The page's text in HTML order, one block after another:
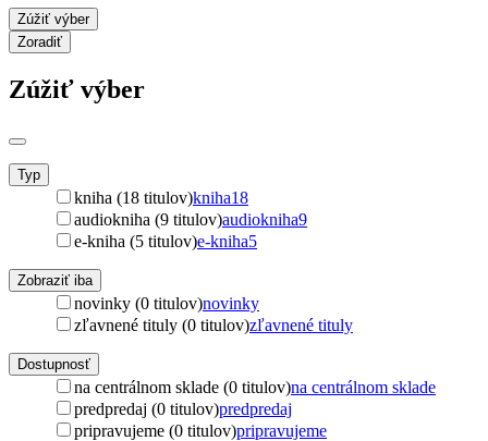
Zúžiť výber
Zoradiť
Zúžiť výber
Typ
kniha (18 titulov)kniha18
audiokniha (9 titulov)audiokniha9
e-kniha (5 titulov)e-kniha5
Zobraziť iba
novinky (0 titulov)novinky
zľavnené tituly (0 titulov)zľavnené tituly
Dostupnosť
na centrálnom sklade (0 titulov)na centrálnom sklade
predpredaj (0 titulov)predpredaj
pripravujeme (0 titulov)pripravujeme